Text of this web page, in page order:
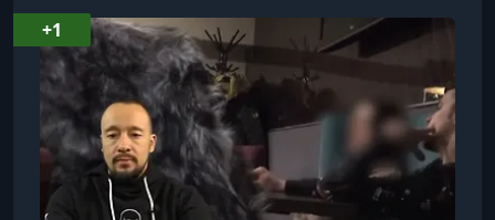
+1